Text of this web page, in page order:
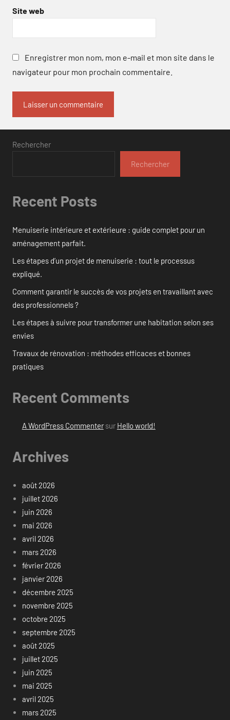
Site web
Enregistrer mon nom, mon e-mail et mon site dans le
navigateur pour mon prochain commentaire.
Rechercher
Rechercher
Recent Posts
Menuiserie intérieure et extérieure : guide complet pour un
aménagement parfait.
Les étapes d’un projet de menuiserie : tout le processus
expliqué.
Comment garantir le succès de vos projets en travaillant avec
des professionnels ?
Les étapes à suivre pour transformer une habitation selon ses
envies
Travaux de rénovation : méthodes efficaces et bonnes
pratiques
Recent Comments
A WordPress Commentersur Hello world!
Archives
août 2026
juillet 2026
juin 2026
mai 2026
avril 2026
mars 2026
février 2026
janvier 2026
décembre 2025
novembre 2025
octobre 2025
septembre 2025
août 2025
juillet 2025
juin 2025
mai 2025
avril 2025
mars 2025